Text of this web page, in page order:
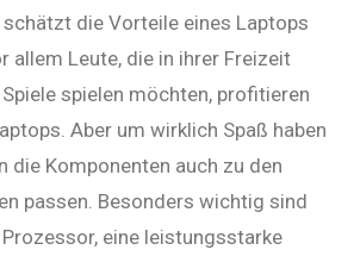
die Vorteile eines Laptops
allem Leute, die in ihrer Freizeit
spielen möchten, profitieren
Aber um wirklich Spaß haben
die Komponenten auch zu den
passen. Besonders wichtig sind
eine leistungsstarke